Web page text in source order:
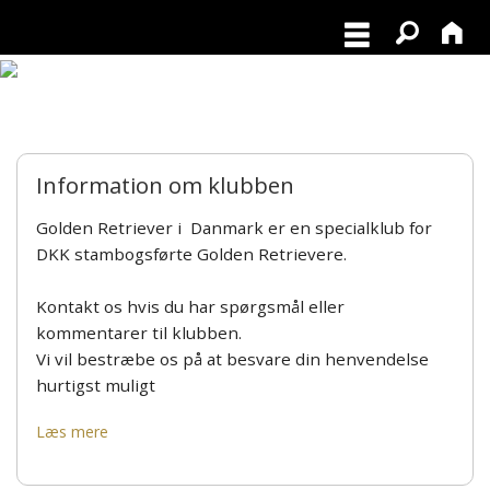
Information om klubben
Golden Retriever i Danmark er en specialklub for
DKK stambogsførte Golden Retrievere.
Kontakt os hvis du har spørgsmål eller
kommentarer til klubben.
Vi vil bestræbe os på at besvare din henvendelse
hurtigst muligt
Læs mere